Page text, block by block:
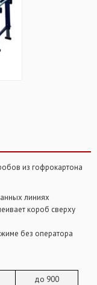
из гофрокартона
линиях
короб сверху
без оператора
до 900